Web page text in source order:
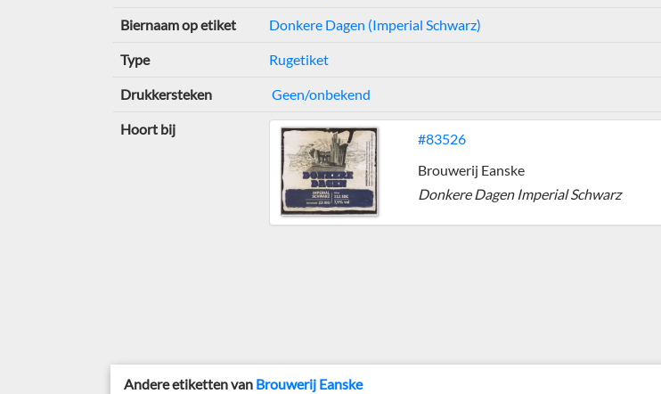
Biernaam op etiket Donkere Dagen (Imperial Schwarz)
Type Rugetiket
Drukkersteken Geen/onbekend
Hoort bij
#83526
Brouwerij Eanske
Donkere Dagen Imperial Schwarz
Andere etiketten van Brouwerij Eanske